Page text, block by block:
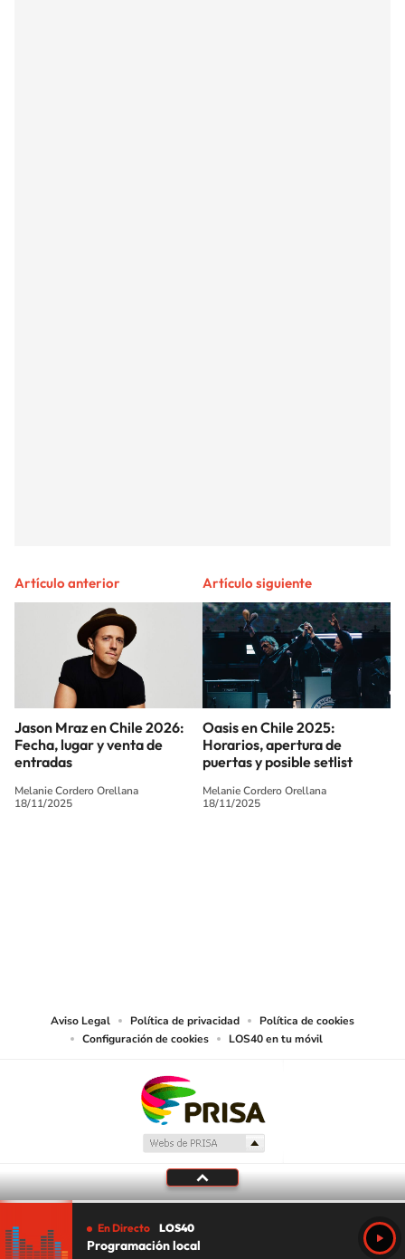
Artículo anterior
Jason Mraz en Chile 2026:
Fecha, lugar y venta de
entradas
Melanie Cordero Orellana
18/11/2025
Artículo siguiente
Oasis en Chile 2025:
Horarios, apertura de
puertas y posible setlist
Melanie Cordero Orellana
18/11/2025
Aviso Legal Política de privacidad
Política de cookies
Configuración de cookies
LOS40 en tu móvil
En Directo LOS40
Programación local